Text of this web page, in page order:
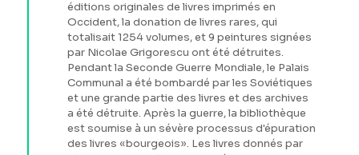
éditions originales de livres imprimés en
Occident, la donation de livres rares, qui
totalisait 1254 volumes, et 9 peintures signées
par Nicolae Grigorescu ont été détruites.
Pendant la Seconde Guerre Mondiale, le Palais
Communal a été bombardé par les Soviétiques
et une grande partie des livres et des archives
a été détruite. Après la guerre, la bibliothèque
est soumise à un sévère processus d'épuration
des livres «bourgeois». Les livres donnés par